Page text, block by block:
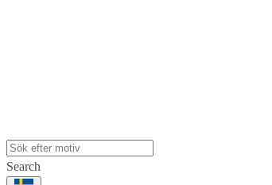
Search